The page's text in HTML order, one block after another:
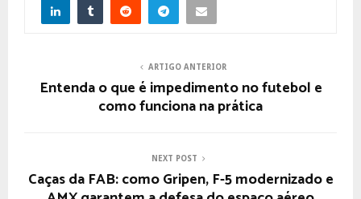
ARTIGO ANTERIOR
Entenda o que é impedimento no futebol e
como funciona na prática
NEXT POST
Caças da FAB: como Gripen, F-5 modernizado e